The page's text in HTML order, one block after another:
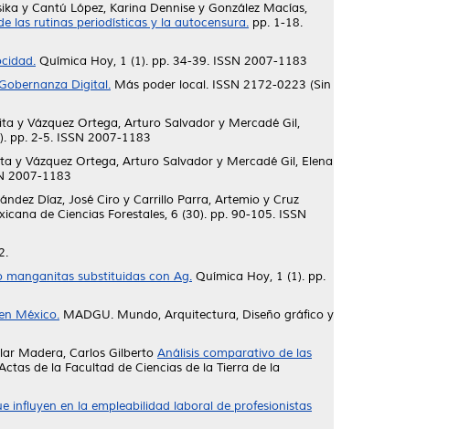
y Cantú López, Karina Dennise y González Macías,
las rutinas periodísticas y la autocensura. pp. 1-18.
Química Hoy, 1 (1). pp. 34-39. ISSN 2007-1183
Digital. Más poder local. ISSN 2172-0223 (Sin
y Vázquez Ortega, Arturo Salvador y Mercadé Gil,
pp. 2-5. ISSN 2007-1183
y Vázquez Ortega, Arturo Salvador y Mercadé Gil, Elena
2007-1183
Díaz, José Ciro y Carrillo Parra, Artemio y Cruz
de Ciencias Forestales, 6 (30). pp. 90-105. ISSN
manganitas substituidas con Ag. Química Hoy, 1 (1). pp.
México. MADGU. Mundo, Arquitectura, Diseño gráfico y
Madera, Carlos Gilberto Análisis comparativo de las
de la Facultad de Ciencias de la Tierra de la
influyen en la empleabilidad laboral de profesionistas